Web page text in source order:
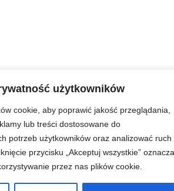
użytkowników
cookie, aby poprawić jakość przeglądania,
lub treści dostosowane do
potrzeb użytkowników oraz analizować ruch
przycisku „Akceptuj wszystkie” oznacza
przez nas plików cookie.